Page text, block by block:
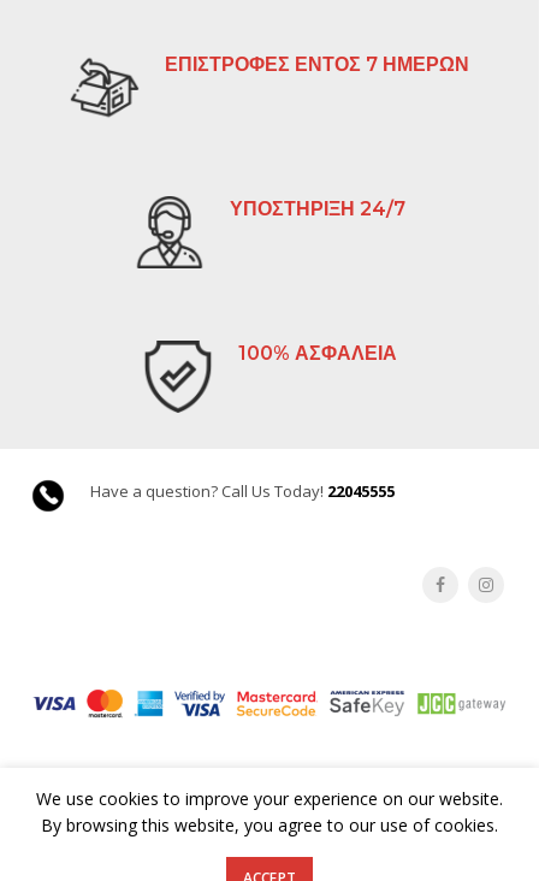
ΕΠΙΣΤΡΟΦΕΣ ΕΝΤΟΣ 7 ΗΜΕΡΩΝ
ΥΠΟΣΤΗΡΙΞΗ 24/7
100% ΑΣΦΑΛΕΙΑ
Have a question? Call Us Today! 22045555
We use cookies to improve your experience on our website.
By browsing this website, you agree to our use of cookies.